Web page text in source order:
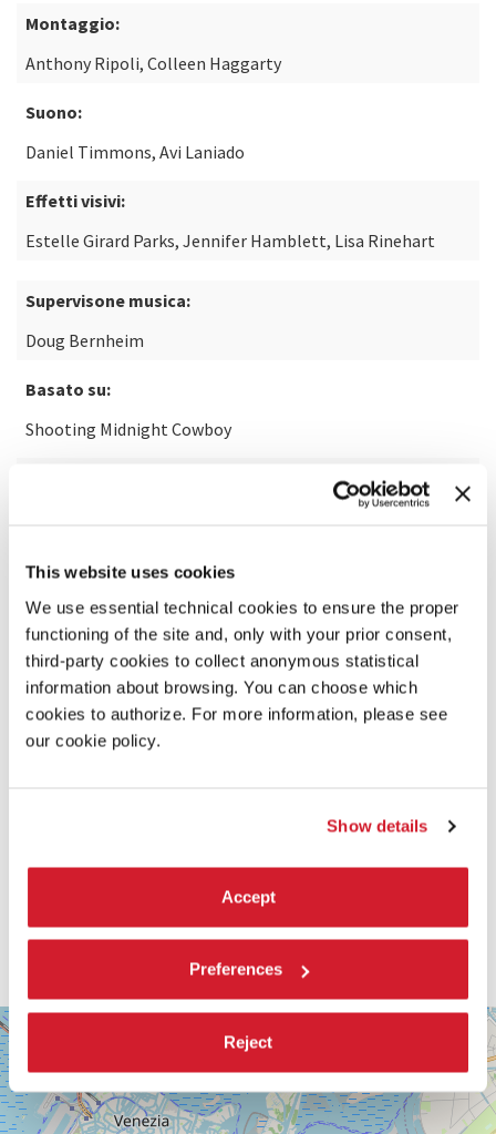
This website uses cookies
We use essential technical cookies to ensure the proper
functioning of the site and, only with your prior consent,
third-party cookies to collect anonymous statistical
information about browsing. You can choose which
cookies to authorize. For more information, please see
our cookie policy.
Show details
Accept
Preferences
Reject
Montaggio:
Anthony Ripoli, Colleen Haggarty
Suono:
Daniel Timmons, Avi Laniado
Effetti visivi:
Estelle Girard Parks, Jennifer Hamblett, Lisa Rinehart
Supervisone musica:
Doug Bernheim
Basato su:
Shooting Midnight Cowboy
SALA
VOLPI
LUNGOMARE
MARCONI
30126
−